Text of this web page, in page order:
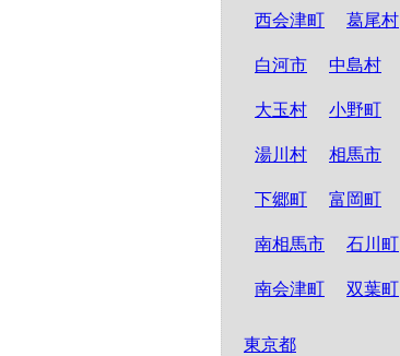
西会津町 葛尾村
白河市 中島村
大玉村 小野町
湯川村 相馬市
下郷町 富岡町
南相馬市 石川町
南会津町 双葉町
東京都